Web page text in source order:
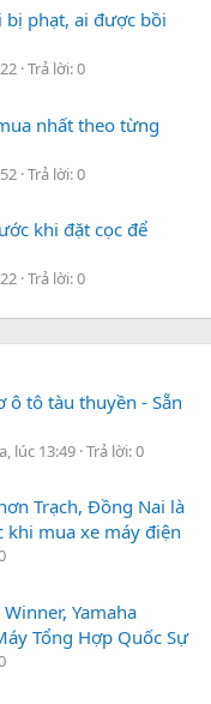
bị phạt, ai được bồi
Trả lời: 0
nhất theo từng
Trả lời: 0
khi đặt cọc để
Trả lời: 0
ô tô tàu thuyền - Sẵn
lúc 13:49 Trả lời: 0
Trạch, Đồng Nai là
mua xe máy điện
Yamaha
Tổng Hợp Quốc Sự